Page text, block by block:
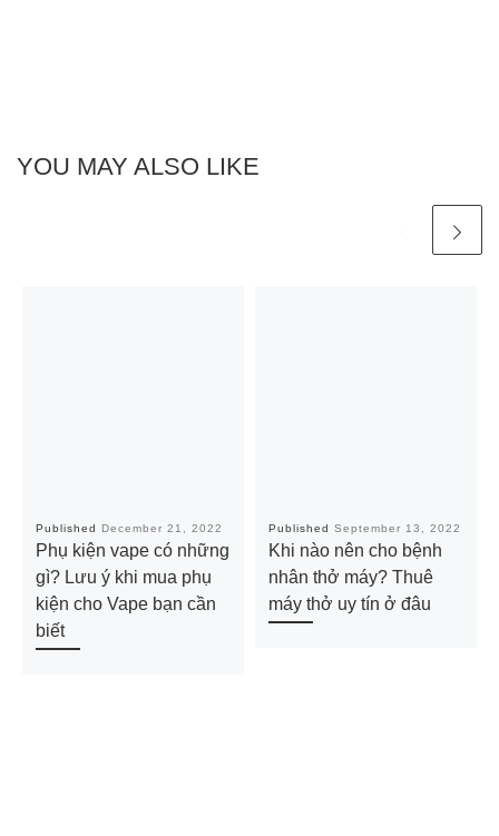
YOU MAY ALSO LIKE
Published December 21, 2022
Phụ kiện vape có những
gì? Lưu ý khi mua phụ
kiện cho Vape bạn cần
biết
Published September 13, 2022
Khi nào nên cho bệnh
nhân thở máy? Thuê
máy thở uy tín ở đâu